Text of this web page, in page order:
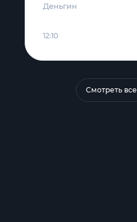
Деньгин
12:10
Смотреть все